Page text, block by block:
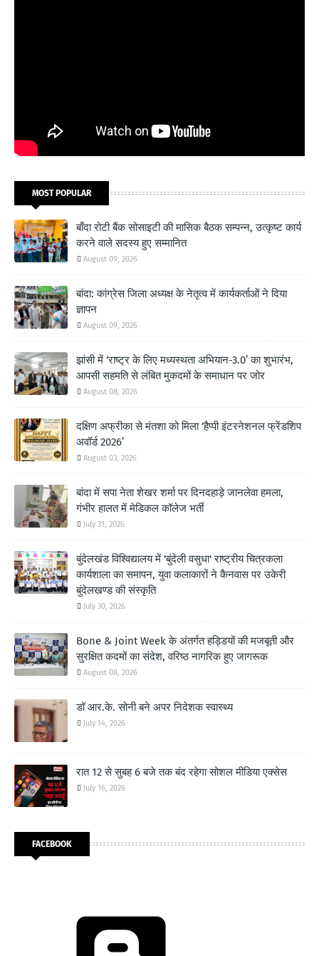
MOST POPULAR
बाँदा रोटी बैंक सोसाइटी की मासिक बैठक सम्पन्न, उत्कृष्ट कार्य
करने वाले सदस्य हुए सम्मानित
August 09, 2026
बांदा: कांग्रेस जिला अध्यक्ष के नेतृत्व में कार्यकर्ताओं ने दिया
ज्ञापन
August 09, 2026
झांसी में ‘राष्ट्र के लिए मध्यस्थता अभियान-3.0’ का शुभारंभ,
आपसी सहमति से लंबित मुकदमों के समाधान पर जोर
August 08, 2026
दक्षिण अफ्रीका से मंतशा को मिला ‘हैप्पी इंटरनेशनल फ्रेंडशिप
अवॉर्ड 2026’
August 03, 2026
बांदा में सपा नेता शेखर शर्मा पर दिनदहाड़े जानलेवा हमला,
गंभीर हालत में मेडिकल कॉलेज भर्ती
July 31, 2026
बुंदेलखंड विश्विद्यालय में 'बुंदेली वसुधा' राष्ट्रीय चित्रकला
कार्यशाला का समापन, युवा कलाकारों ने कैनवास पर उकेरी
बुंदेलखण्ड की संस्कृति
July 30, 2026
Bone & Joint Week के अंतर्गत हड्डियों की मजबूती और
सुरक्षित कदमों का संदेश, वरिष्ठ नागरिक हुए जागरूक
August 08, 2026
डॉ आर.के. सोनी बने अपर निदेशक स्वास्थ्य
July 14, 2026
रात 12 से सुबह 6 बजे तक बंद रहेगा सोशल मीडिया एक्सेस
July 16, 2026
FACEBOOK